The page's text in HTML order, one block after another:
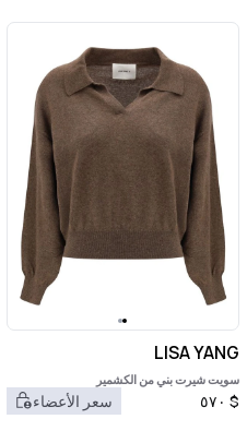
LISA YANG
سويت شيرت بني من الكشمير
$ ٥٧٠ سعر الأعضاء